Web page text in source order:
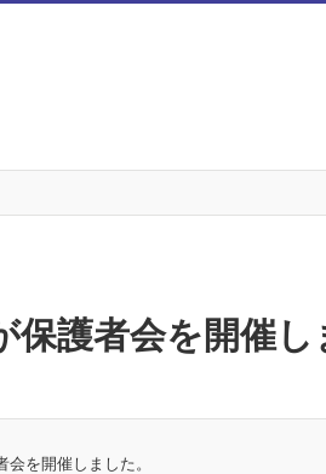
保護者会を開催し
を開催しました。